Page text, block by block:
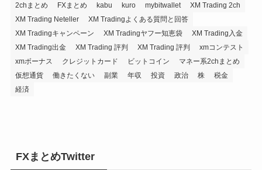
2chまとめ FXまとめ kabu kuro mybitwallet
XM Trading 2ch
XM Trading Neteller
XM Tradingよくある質問と回答
XM Tradingキャンペーン
XM Tradingヤフー知恵袋
XM Trading入金
XM Trading出金
XM Trading 評判 XM Trading 評判
xmコンテスト
xmボーナス
クレジットカード ビットコイン
マネー系2chまとめ
仮想通貨
働きたくない 副業 年収 投資 政治 株
税金
経済
FXまとめTwitter